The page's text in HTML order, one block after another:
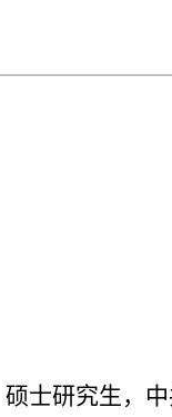
士研究生，